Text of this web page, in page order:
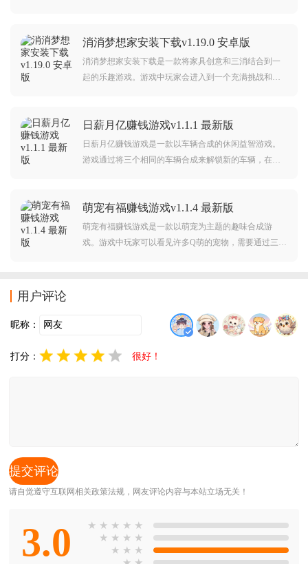
越丰富，感兴趣的朋友不要错过了。
消消梦想家安装下载v1.19.0 安卓版
消消梦想家安装下载是一款将家具创意和三消结合到一
起的乐趣游戏。游戏中玩家会进入到一个充满挑战和设
小洋楼，花园都可以成为你展示才华的地方。
日薪月亿赚钱游戏v1.1.1 最新版
日薪月亿赚钱游戏是一款以车辆合成的休闲益智游戏。
游戏通过将三个相同的车辆合成来解锁新的车辆，在这
成，快来下载体验吧。
萌宠有福赚钱游戏v1.1.4 最新版
萌宠有福赚钱游戏是一款以萌宠为主题的趣味合成游
戏。游戏中玩家可以看见许多Q萌的宠物，需要通过三合
用户评论
昵称：
打分： 很好！
请自觉遵守互联网相关政策法规，网友评论内容与本站立场无关！
3.0 ★ ★ ★ ★ ★
★ ★ ★ ★
★ ★ ★